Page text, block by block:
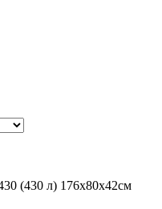
(430 л) 176х80х42см